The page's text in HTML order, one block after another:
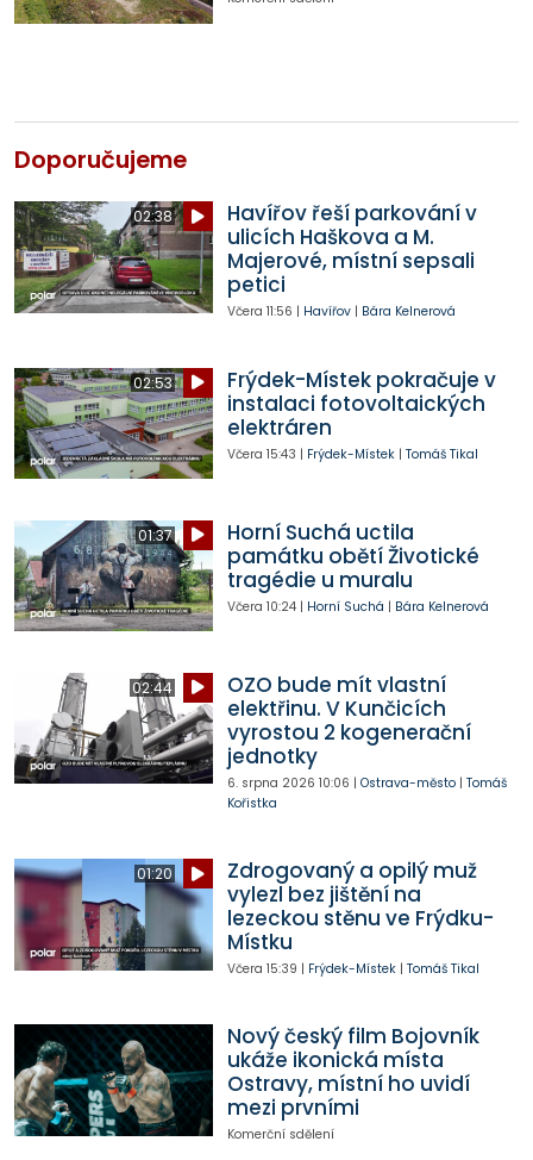
Doporučujeme
02:38
Havířov řeší parkování v
ulicích Haškova a M.
Majerové, místní sepsali
petici
Včera 11:56 | Havířov| Bára Kelnerová
02:53
Frýdek-Místek pokračuje v
instalaci fotovoltaických
elektráren
Včera 15:43 | Frýdek-Místek| Tomáš Tikal
01:37
Horní Suchá uctila
památku obětí Životické
tragédie u muralu
Včera 10:24| Horní Suchá | Bára Kelnerová
02:44
OZO bude mít vlastní
elektřinu. V Kunčicích
vyrostou 2 kogenerační
jednotky
6. srpna 2026 10:06 | Ostrava-město| Tomáš
Kořistka
01:20
Zdrogovaný a opilý muž
vylezl bez jištění na
lezeckou stěnu ve Frýdku-
Místku
Včera 15:39 | Frýdek-Místek| Tomáš Tikal
Nový český film Bojovník
ukáže ikonická místa
Ostravy, místní ho uvidí
mezi prvními
Komerční sdělení